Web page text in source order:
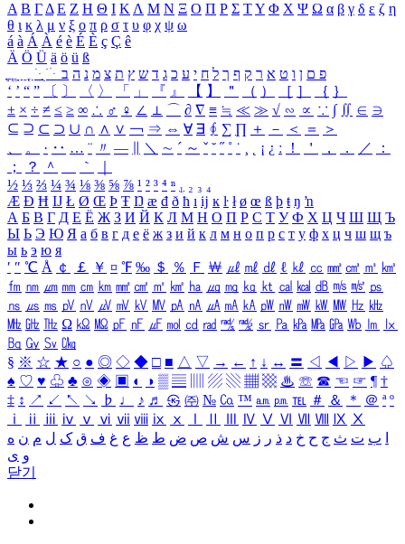
Α Β ΓΔ Ε Ζ Η Θ Ι ΚΛ Μ Ν Ξ Ο Π Ρ Σ ΤΥ Φ Χ Ψ Ω α β γ δ ε ζ η
θ ι κ λ μ ν ξ ο π ρ σ τ υ φ χ ψ ω
á à Á À é è É È ç Ç ê
Ä Ö Ü ä ö ü ß
ִֶֹ ֻּ ׁׂ פ ם ן ו ט א ר ק ף ך ל ח י ע כ ג ד ש ץ ת צ מ נ ה ב
‘ ’ “ ” 〔 〕 〈 〉 「 」 『 』 【 】 ＂ （ ） ［ ］ ｛ ｝
± × ÷ ≠ ≤ ≥ ∞ ∴ ♂ ♀ ∠ ⊥ ⌒ ∂ ∇ ≡ ≒ ≪ ≫ √ ∽ ∝ ∵ ∫ ∬ ∈ ∋
⊆ ⊇ ⊂ ⊃ ∪ ∩ ∧ ∨ ￢ ⇒ ⇔ ∀ ∃ ∮ ∑ ∏ ＋ － ＜ ＝
＞
、
。 · ‥ … ¨ 〃 ― ＼ ∼ ´ ～ ˇ ˘ ˝ ˚ ˙ ¸ ¡ ¿ ː ！ ＇ ， ． ／
：
；
？ ＾ ｀
½ ⅓ ⅔ ¼ ¾ ⅛ ⅜ ⅝ ⅞ ¹ ² ³ ⁴ ⁿ ₁ ₂ ₃ ₄
Æ Ð Ħ Ĳ Ł Ø Œ Þ Ŧ Ŋ æ đ ð ħ ı ĳ ĸ ŀ ł ø œ ß þ ŧ ŋ ŉ
А Б В Г Д Е Ё Ж З И Й К Л М Н О П Р С Т У Ф Х Ц Ч Ш Щ Ъ
Ы Ь Э Ю Я а б в г д е ё ж з и й к л м н о п р с т у ф х ц ч ш щ ъ
ы ь э ю я
′ ″ ℃ Å ￠ ￡ ￥ ¤ ℉ ‰ ＄ ％ Ｆ ￦ ㎕ ㎖ ㎗ ℓ ㎘ ㏄ ㎣ ㎤ ㎥ ㎦
㎙ ㎚ ㎛ ㎜ ㎝ ㎞ ㎟ ㎠ ㎡ ㎢ ㏊ ㎍ ㎎ ㎏ ㏏ ㎈ ㎉ ㏈ ㎧ ㎨ ㎰
㎱ ㎲ ㎳ ㎴ ㎵ ㎶ ㎷ ㎸ ㎹ ㎀ ㎁ ㎂ ㎃ ㎄ ㎺ ㎻ ㎽ ㎾ ㎿ ㎐ ㎑
㎒ ㎓ ㎔ Ω ㏀ ㏁ ㎊ ㎋ ㎌ ㏖ ㏅ ㎭ ㎮ ㎯ ㏛ ㎩ ㎪ ㎫ ㎬ ㏝ ㏐
㏓
㏃ ㏉ ㏜ ㏆
§ ※ ☆ ★ ○ ● ◎ ◇ ◆ □ ■ △ ▽ → ← ↑ ↓ ↔ 〓 ◁ ◀ ▷ ▶ ♤
♠ ♡ ♥ ♧ ♣ ⊙ ◈ ▣ ◐ ◑ ▒ ▤ ▨ ▧ ▦ ▩ ♨ ☏ ☎ ☜ ☞ ¶ †
‡ ↕ ↗ ↙ ↖ ↘ ♭ ♩ ♪ ♬ ㉿ ㈜ № ㏇ ™ ㏂ ㏘ ℡ ＃ ＆ ＊ ＠ ª º
ⅰ
ⅱ ⅲ ⅳ ⅴ ⅵ ⅶ ⅷ ⅸ ⅹ Ⅳ Ⅴ Ⅵ Ⅶ Ⅷ Ⅸ Ⅹ
ب ت ث ج ح خ د ذ ر ز س ش ص ض ط ظ ع غ ف ق ک ل م ن ه
و ی
닫기